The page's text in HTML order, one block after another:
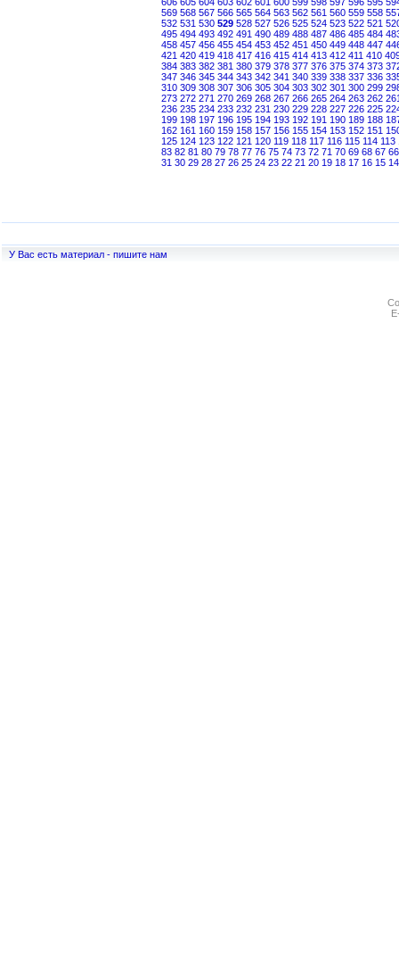
569 568 567 566 565 564 563 562 561 560 559 558
532 531 530 529 528 527 526 525 524 523 522 521
495 494 493 492 491 490 489 488 487 486 485 484
458 457 456 455 454 453 452 451 450 449 448 447
421 420 419 418 417 416 415 414 413 412 411 410
384 383 382 381 380 379 378 377 376 375 374 373
347 346 345 344 343 342 341 340 339 338 337 336
310 309 308 307 306 305 304 303 302 301 300 299
273 272 271 270 269 268 267 266 265 264 263 262
236 235 234 233 232 231 230 229 228 227 226 225
199 198 197 196 195 194 193 192 191 190 189 188
162 161 160 159 158 157 156 155 154 153 152 151
125 124 123 122 121 120 119 118 117 116 115 114 113
83 82 81 80 79 78 77 76 75 74 73 72 71 70 69 68 67 66
31 30 29 28 27 26 25 24 23 22 21 20 19 18 17 16 15 14
У Вас есть материал - пишите нам